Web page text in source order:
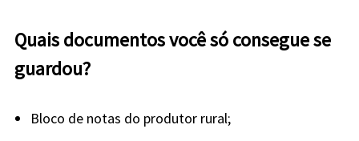
Quais documentos você só consegue se
guardou?
Bloco de notas do produtor rural;